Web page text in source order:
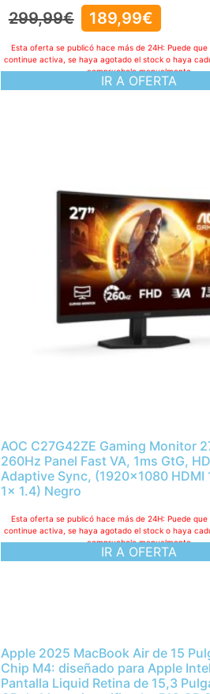
299,99€ 189,99€
IR A OFERTA
Esta oferta se publicó hace más de 24H: Puede
continue activa, se haya agotado el stock o haya
compruebelo manualmente
AOC C27G42ZE Gaming Monitor
260Hz Panel Fast VA, 1ms GtG,
Adaptive Sync, (1920×1080 HDMI
1x 1.4) Negro
IR A OFERTA
Esta oferta se publicó hace más de 24H: Puede
continue activa, se haya agotado el stock o haya
compruebelo manualmente
Apple 2025 MacBook Air de 15
Chip M4: diseñado para Apple
Pantalla Liquid Retina de 15,3